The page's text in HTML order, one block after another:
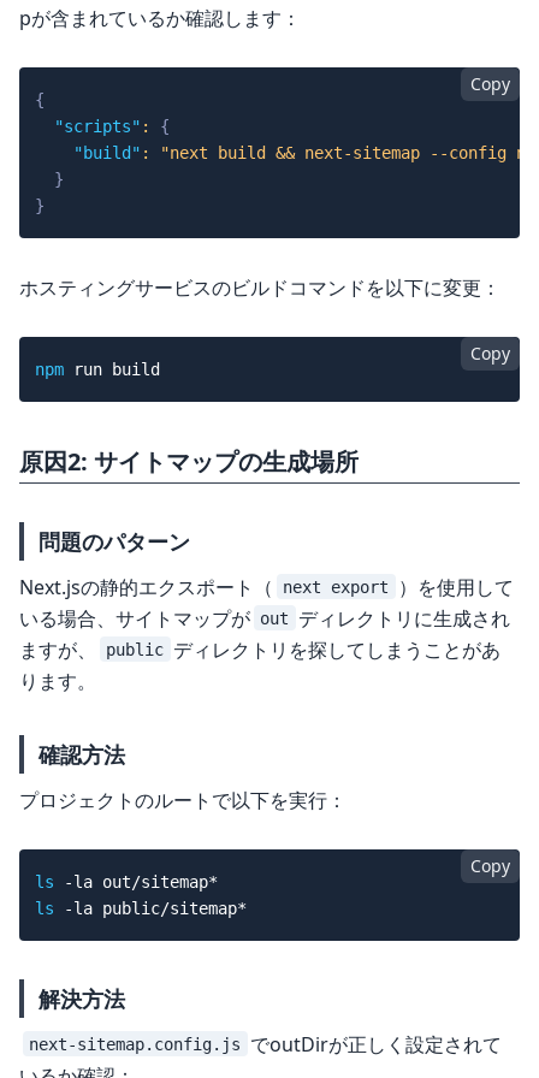
pが含まれているか確認します：
Copy
{
"scripts" :
{
"build" :
"next build && next-sitemap --config
}
}
ホスティングサービスのビルドコマンドを以下に変更：
Copy
npm run build
原因2: サイトマップの生成場所
問題のパターン
Next.jsの静的エクスポート（ next export
）を使用して
いる場合、サイトマップが out
ディレクトリに生成され
ますが、
public ディレクトリを探してしまうことがあ
ります。
確認方法
プロジェクトのルートで以下を実行：
Copy
ls -la
ls
-la
解決方法
next-sitemap.config.js
でoutDirが正しく設定されて